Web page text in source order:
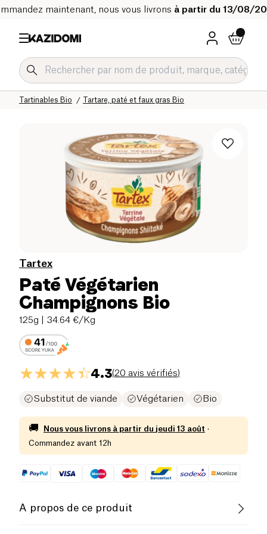
maintenant, nous vous livrons à partir du 13/08/
Tartare, paté et faux gras Bio
Tartinables Bio
Snacks salés et apéritifs Bio
Epicerie salée Bio
Accueil
Tartex
Paté Végétarien
Champignons Bio
125g | 34.64 €/Kg
4.3(20 avis vérifiés)
Substitut de viande Végétarien Bio
🚚 Nous vous livrons à partir du jeudi 13 août ·
Commandez avant 12h
A propos de ce produit